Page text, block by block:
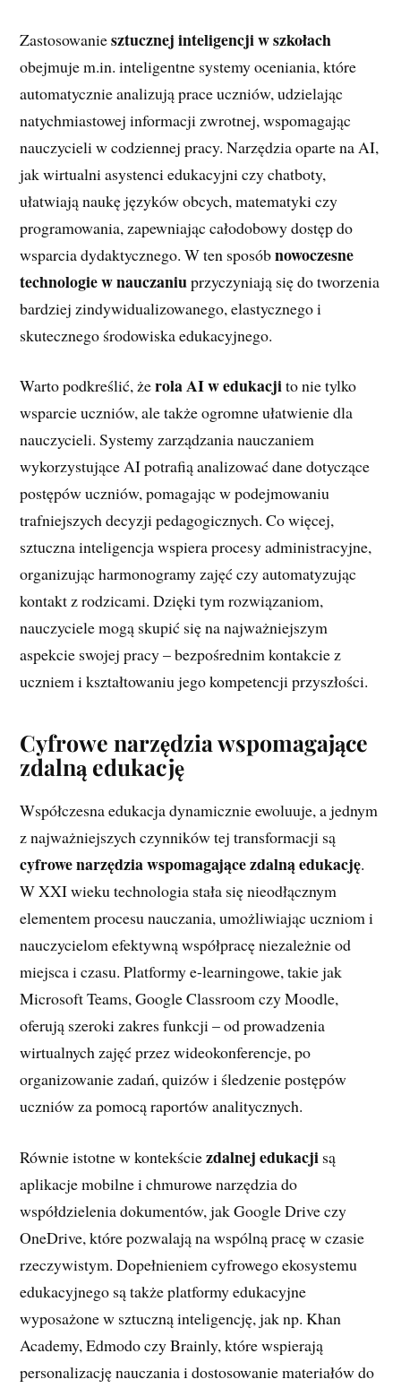
Zastosowaniesztucznej inteligencji w szkołach
obejmuje m.in. inteligentne systemy oceniania, które
automatycznie analizują prace uczniów, udzielając
natychmiastowej informacji zwrotnej, wspomagając
nauczycieli w codziennej pracy. Narzędzia oparte na AI,
jak wirtualni asystenci edukacyjni czy chatboty,
ułatwiają naukę języków obcych, matematyki czy
programowania, zapewniając całodobowy dostęp do
wsparcia dydaktycznego. W ten sposóbnowoczesne
technologie w nauczaniuprzyczyniają się do tworzenia
bardziej zindywidualizowanego, elastycznego i
skutecznego środowiska edukacyjnego.
Warto podkreślić, żerola AI w edukacjito nie tylko
wsparcie uczniów, ale także ogromne ułatwienie dla
nauczycieli. Systemy zarządzania nauczaniem
wykorzystujące AI potrafią analizować dane dotyczące
postępów uczniów, pomagając w podejmowaniu
trafniejszych decyzji pedagogicznych. Co więcej,
sztuczna inteligencja wspiera procesy administracyjne,
organizując harmonogramy zajęć czy automatyzując
kontakt z rodzicami. Dzięki tym rozwiązaniom,
nauczyciele mogą skupić się na najważniejszym
aspekcie swojej pracy – bezpośrednim kontakcie z
uczniem i kształtowaniu jego kompetencji przyszłości.
Cyfrowe narzędzia wspomagające
zdalną edukację
Współczesna edukacja dynamicznie ewoluuje, a jednym
z najważniejszych czynników tej transformacji są
cyfrowe narzędzia wspomagające zdalną edukację.
W XXI wieku technologia stała się nieodłącznym
elementem procesu nauczania, umożliwiając uczniom i
nauczycielom efektywną współpracę niezależnie od
miejsca i czasu. Platformy e-learningowe, takie jak
Microsoft Teams, Google Classroom czy Moodle,
oferują szeroki zakres funkcji – od prowadzenia
wirtualnych zajęć przez wideokonferencje, po
organizowanie zadań, quizów i śledzenie postępów
uczniów za pomocą raportów analitycznych.
Równie istotne w kontekściezdalnej edukacji są
aplikacje mobilne i chmurowe narzędzia do
współdzielenia dokumentów, jak Google Drive czy
OneDrive, które pozwalają na wspólną pracę w czasie
rzeczywistym. Dopełnieniem cyfrowego ekosystemu
edukacyjnego są także platformy edukacyjne
wyposażone w sztuczną inteligencję, jak np. Khan
Academy, Edmodo czy Brainly, które wspierają
personalizację nauczania i dostosowanie materiałów do